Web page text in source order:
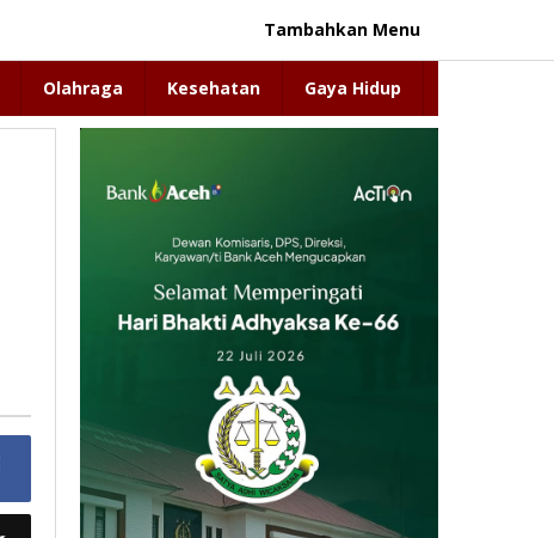
Tambahkan Menu
Olahraga Kesehatan Gaya Hidup